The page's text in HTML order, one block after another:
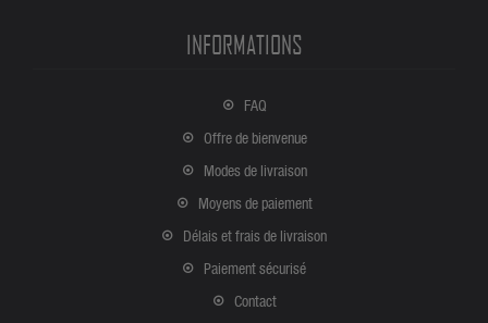
INFORMATIONS
FAQ
Offre de bienvenue
Modes de livraison
Moyens de paiement
Délais et frais de livraison
Paiement sécurisé
Contact